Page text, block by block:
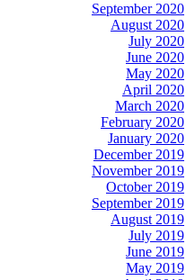
September 2020
August 2020
July 2020
June 2020
May 2020
April 2020
March 2020
February 2020
January 2020
December 2019
November 2019
October 2019
September 2019
August 2019
July 2019
June 2019
May 2019